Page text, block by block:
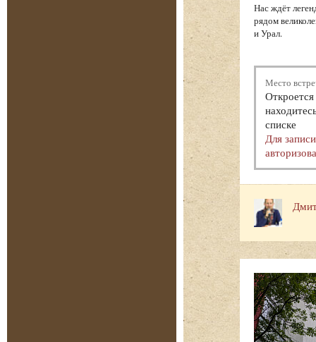
Нас ждёт
рядом
и Урал.
Место
списке
Для